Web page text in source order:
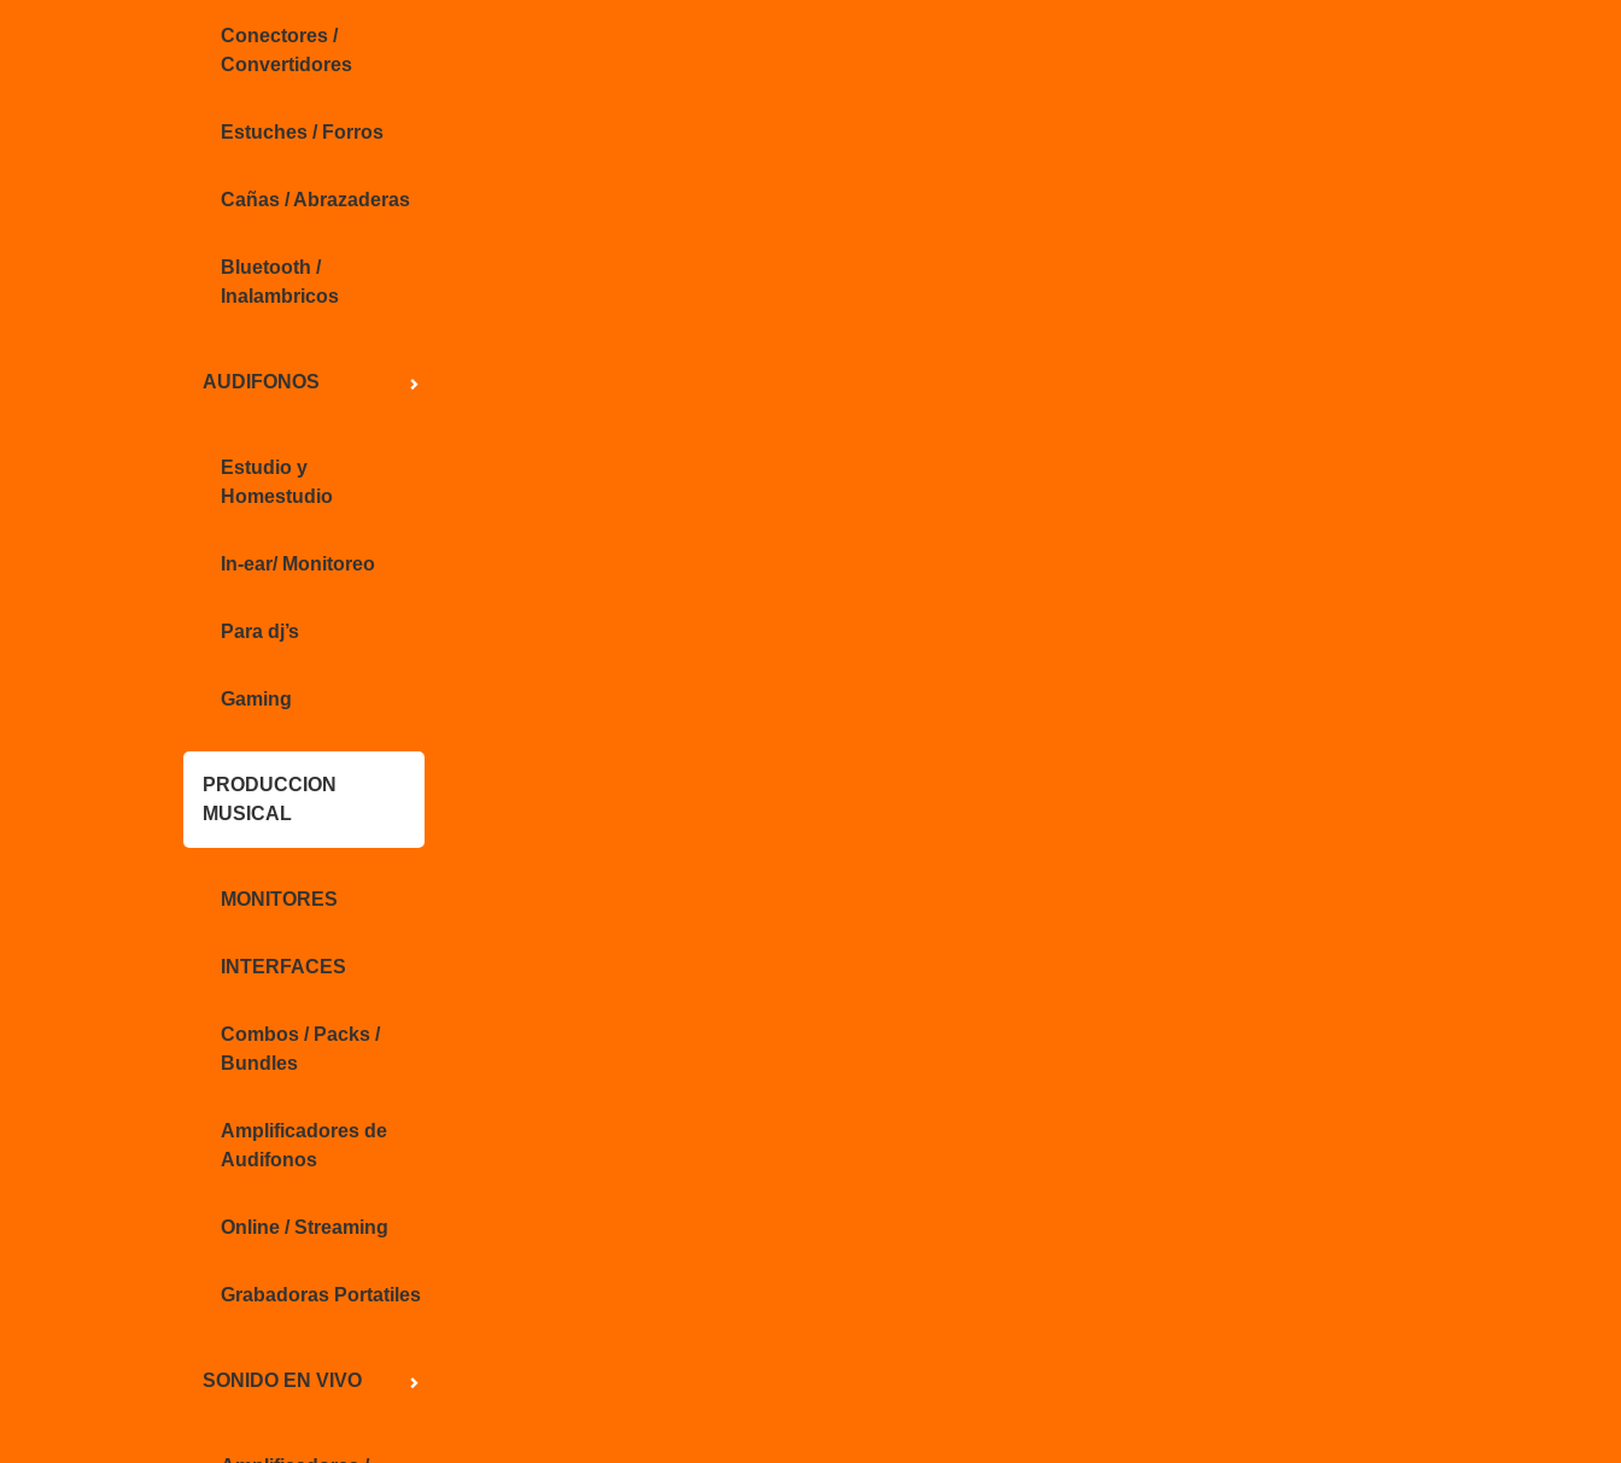
Conectores /
Convertidores
Estuches / Forros
Cañas / Abrazaderas
Bluetooth /
Inalambricos
AUDIFONOS
Estudio y
Homestudio
In-ear/ Monitoreo
Para dj’s
Gaming
PRODUCCION
MUSICAL
MONITORES
INTERFACES
Combos / Packs /
Bundles
Amplificadores de
Audifonos
Online / Streaming
Grabadoras Portatiles
SONIDO EN VIVO